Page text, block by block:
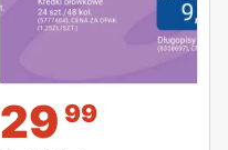
29 99